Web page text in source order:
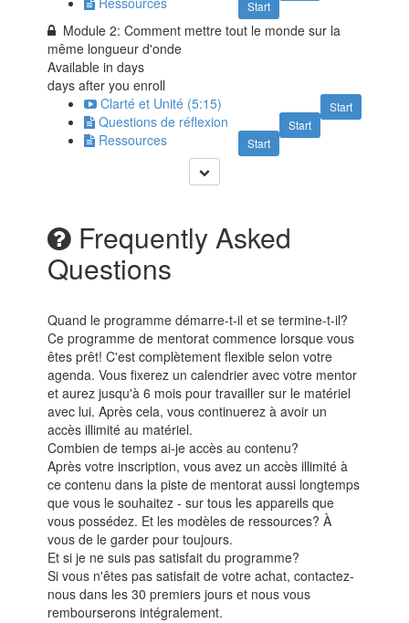
Start
Module 2: Comment mettre tout le monde sur la
même longueur d'onde
Available indays
days after you enroll
Start
Clarté et Unité (5:15)
Start
Questions de réflexion
Start
Ressources
Frequently Asked
Questions
Quand le programme démarre-t-il et se termine-t-il?
Ce programme de mentorat commence lorsque vous
êtes prêt! C'est complètement flexible selon votre
agenda. Vous fixerez un calendrier avec votre mentor
et aurez jusqu'à 6 mois pour travailler sur le matériel
avec lui. Après cela, vous continuerez à avoir un
accès illimité au matériel.
Combien de temps ai-je accès au contenu?
Après votre inscription, vous avez un accès illimité à
ce contenu dans la piste de mentorat aussi longtemps
que vous le souhaitez - sur tous les appareils que
vous possédez. Et les modèles de ressources? À
vous de le garder pour toujours.
Et si je ne suis pas satisfait du programme?
Si vous n'êtes pas satisfait de votre achat, contactez-
nous dans les 30 premiers jours et nous vous
rembourserons intégralement.